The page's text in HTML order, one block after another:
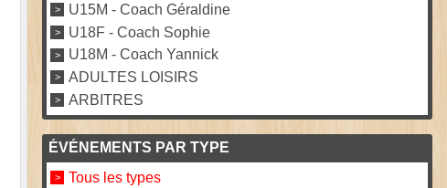
U15M - Coach Géraldine
U18F - Coach Sophie
U18M - Coach Yannick
ADULTES LOISIRS
ARBITRES
ÉVÉNEMENTS PAR TYPE
Tous les types